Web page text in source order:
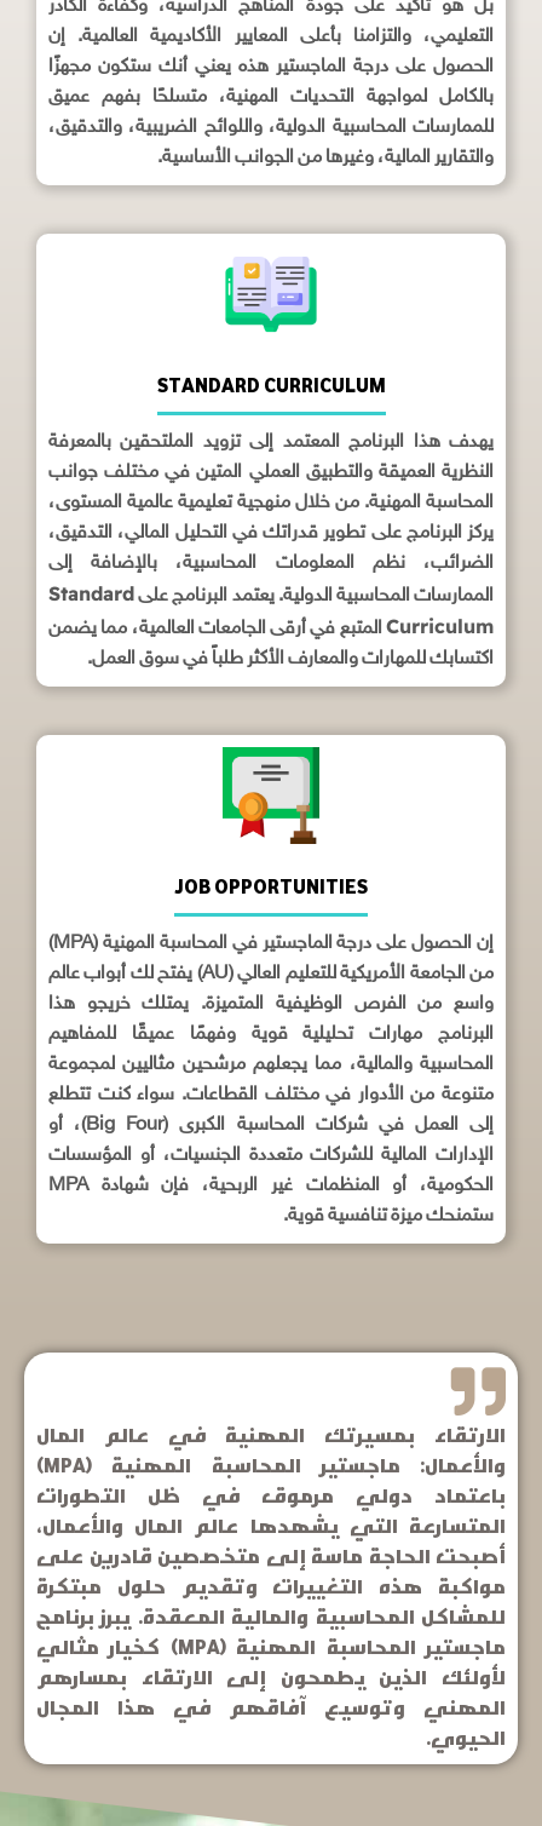
بل هو تأكيد على جودة المناهج الدراسية، وكفاءة الكادر
التعليمي، والتزامنا بأعلى المعايير الأكاديمية العالمية. إن
الحصول على درجة الماجستير هذه يعني أنك ستكون مجهزًا
بالكامل لمواجهة التحديات المهنية، متسلحًا بفهم عميق
للممارسات المحاسبية الدولية، واللوائح الضريبية، والتدقيق،
والتقارير المالية، وغيرها من الجوانب الأساسية.
STANDARD CURRICULUM
يهدف هذا البرنامج المعتمد إلى تزويد الملتحقين بالمعرفة
النظرية العميقة والتطبيق العملي المتين في مختلف جوانب
المحاسبة المهنية. من خلال منهجية تعليمية عالمية المستوى،
يركز البرنامج على تطوير قدراتك في التحليل المالي، التدقيق،
الضرائب، نظم المعلومات المحاسبية، بالإضافة إلى
الممارسات المحاسبية الدولية. يعتمد البرنامج علىStandard
Curriculum المتبع في أرقى الجامعات العالمية، مما يضمن
اكتسابك للمهارات والمعارف الأكثر طلباً في سوق العمل.
JOB OPPORTUNITIES
إن الحصول على درجة الماجستير في المحاسبة المهنية (MPA)
من الجامعة الأمريكية للتعليم العالي (AU) يفتح لك أبواب عالم
واسع من الفرص الوظيفية المتميزة. يمتلك خريجو هذا
البرنامج مهارات تحليلية قوية وفهمًا عميقًا للمفاهيم
المحاسبية والمالية، مما يجعلهم مرشحين مثاليين لمجموعة
متنوعة من الأدوار في مختلف القطاعات. سواء كنت تتطلع
إلى العمل في شركات المحاسبة الكبرى (Big Four)، أو
الإدارات المالية للشركات متعددة الجنسيات، أو المؤسسات
الحكومية، أو المنظمات غير الربحية، فإن شهادة MPA
ستمنحك ميزة تنافسية قوية.
الارتقاء بمسيرتك المهنية في عالم المال
والأعمال: ماجستير المحاسبة المهنية (MPA)
باعتماد دولي مرموق في ظل التطورات
المتسارعة التي يشهدها عالم المال والأعمال،
أصبحت الحاجة ماسة إلى متخصصين قادرين على
مواكبة هذه التغييرات وتقديم حلول مبتكرة
للمشاكل المحاسبية والمالية المعقدة. يبرز برنامج
ماجستير المحاسبة المهنية (MPA) كخيار مثالي
لأولئك الذين يطمحون إلى الارتقاء بمسارهم
المهني وتوسيع آفاقهم في هذا المجال
الحيوي.